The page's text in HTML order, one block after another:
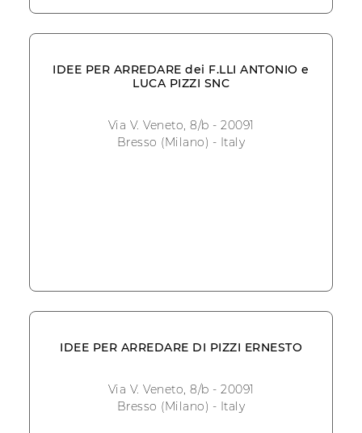
IDEE PER ARREDARE dei F.LLI ANTONIO e
LUCA PIZZI SNC
Via V. Veneto, 8/b - 20091
Bresso (Milano) - Italy
IDEE PER ARREDARE DI PIZZI ERNESTO
Via V. Veneto, 8/b - 20091
Bresso (Milano) - Italy